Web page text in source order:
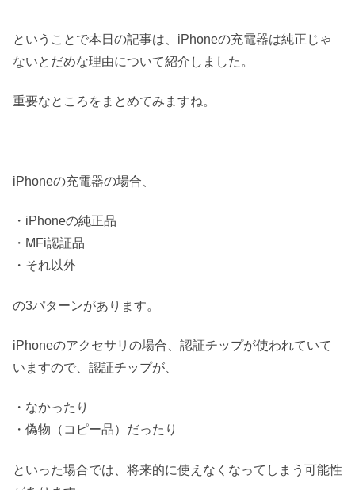
ということで本日の記事は、iPhoneの充電器は純正じゃ
ないとだめな理由について紹介しました。
重要なところをまとめてみますね。
iPhoneの充電器の場合、
・iPhoneの純正品
・MFi認証品
・それ以外
の3パターンがあります。
iPhoneのアクセサリの場合、認証チップが使われていて
いますので、認証チップが、
・なかったり
・偽物（コピー品）だったり
といった場合では、将来的に使えなくなってしまう可能性